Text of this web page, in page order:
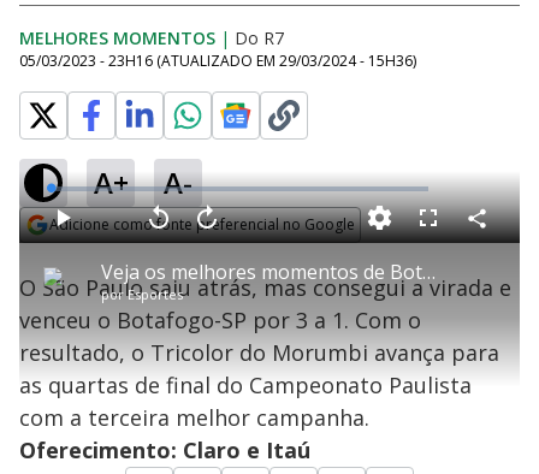
MELHORES MOMENTOS | Do R7
05/03/2023 - 23H16 (ATUALIZADO EM 29/03/2024 - 15H36)
A+ A-
Adicione como fonte preferencial no Google
P
l
a
Veja os melhores momentos de Botafogo-SP 1 x 3 São Paulo, com Bola , Carioca e Silvio Luiz
porEsportes
P V
t
a
r
0
e
n
s
A
a
ç
a
1
e
u
n
o
s
L
o
a
d
e
:
1
.
1
4
%
F
l
s
c
n
C
o
a
r
a
O São Paulo saiu atrás, mas consegui a virada e
venceu o Botafogo-SP por 3 a 1. Com o
resultado, o Tricolor do Morumbi avança para
as quartas de final do Campeonato Paulista
com a terceira melhor campanha.
Oferecimento: Claro e Itaú